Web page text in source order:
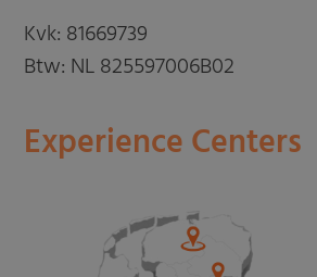
Kvk: 81669739
Btw: NL 825597006B02
Experience Centers